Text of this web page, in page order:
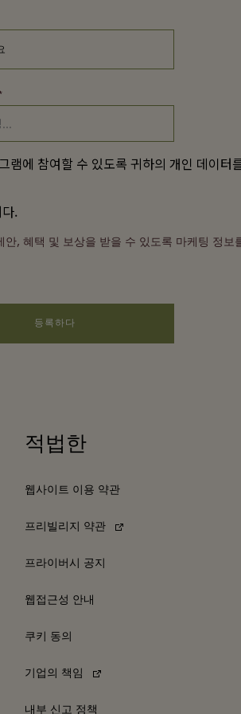
램에 참여할 수 있도록 귀하의 개인 데이
.
, 혜택 및 보상을 받을 수 있도록 마케팅 정보
등록하다
적법한
웹사이트 이용 약관
프리빌리지 약관
프라이버시 공지
웹접근성 안내
쿠키 동의
기업의 책임
내부 신고 정책